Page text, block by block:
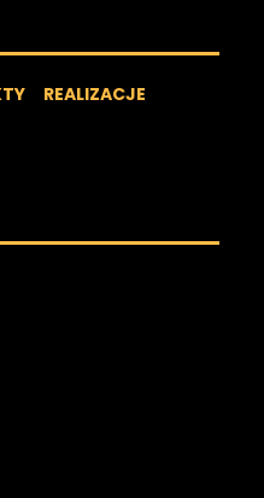
REALIZACJE